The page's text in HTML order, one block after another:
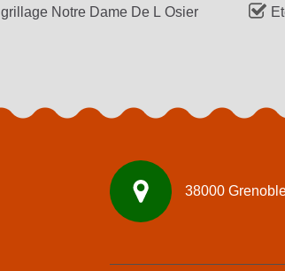
grillage Notre Dame De L Osier
38000